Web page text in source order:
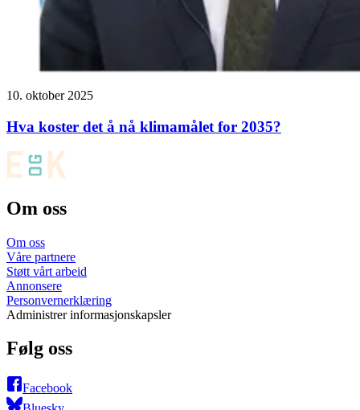
10. oktober 2025
Hva koster det å nå klimamålet for 2035?
Om oss
Om oss
Våre partnere
Støtt vårt arbeid
Annonsere
Personvernerklæring
Administrer informasjonskapsler
Følg oss
Facebook